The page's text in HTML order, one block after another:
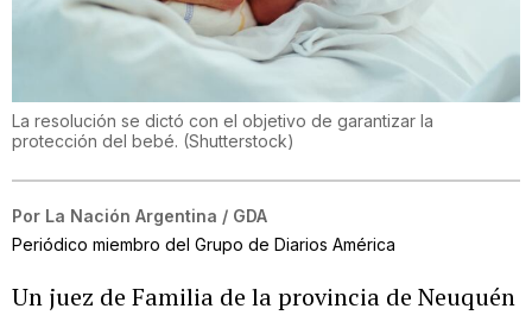
La resolución se dictó con el objetivo de garantizar la
protección del bebé. (Shutterstock)
Por La Nación Argentina / GDA
Periódico miembro del Grupo de Diarios América
Un juez de Familia de la provincia de Neuquén